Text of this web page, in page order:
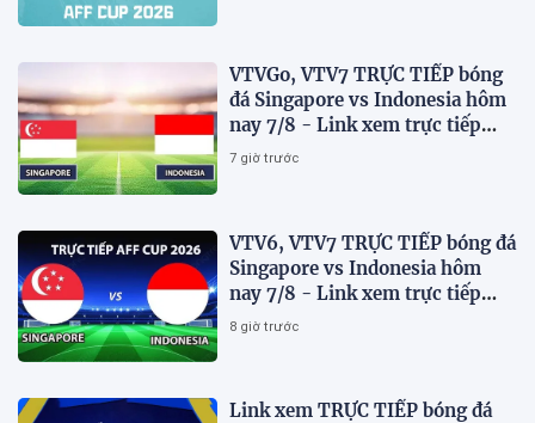
VTVGo, VTV7 TRỰC TIẾP bóng
đá Singapore vs Indonesia hôm
nay 7/8 - Link xem trực tiếp
AFF Cup 2026 mới nhất
7 giờ trước
VTV6, VTV7 TRỰC TIẾP bóng đá
Singapore vs Indonesia hôm
nay 7/8 - Link xem trực tiếp
AFF Cup 2026 mới nhất
8 giờ trước
Link xem TRỰC TIẾP bóng đá